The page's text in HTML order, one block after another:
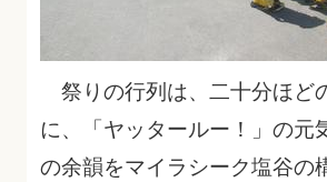
祭りの行列は、二十分ほど
に、「ヤッタールー！」の元
の余韻をマイラシーク塩谷の